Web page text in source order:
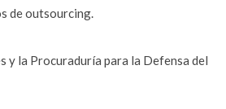
de outsourcing.
y la Procuraduría para la Defensa del